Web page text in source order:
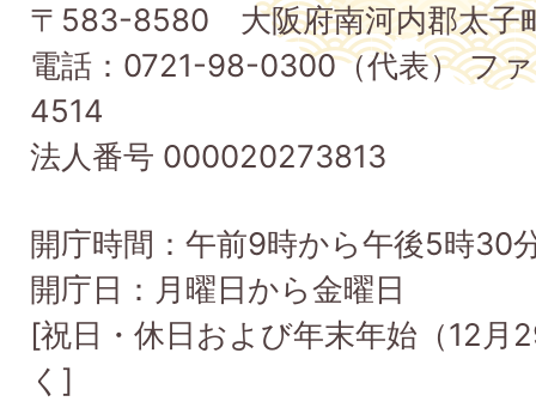
町
Taishi
Town
〒583-8580 大阪府南河内郡太子
電話：0721-98-0300（代表） フ
4514
法人番号 000020273813
開庁時間：午前9時から午後5時30
開庁日：月曜日から金曜日
[祝日・休日および年末年始（12月
く]